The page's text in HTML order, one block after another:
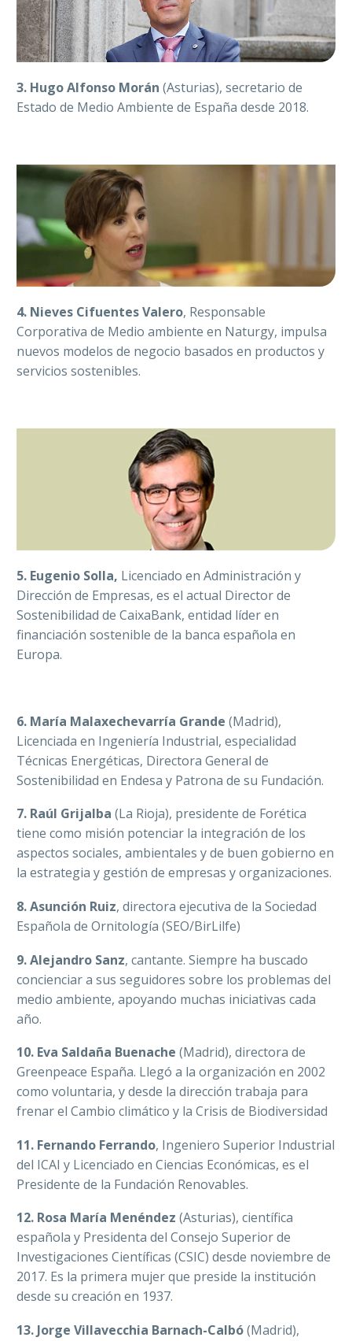
3. Hugo Alfonso Morán (Asturias), secretario de
Estado de Medio Ambiente de España desde 2018.
4. Nieves Cifuentes Valero, Responsable
Corporativa de Medio ambiente en Naturgy, impulsa
nuevos modelos de negocio basados en productos y
servicios sostenibles.
5. Eugenio Solla, Licenciado en Administración y
Dirección de Empresas, es el actual Director de
Sostenibilidad de CaixaBank, entidad líder en
financiación sostenible de la banca española en
Europa.
6. María Malaxechevarría Grande (Madrid),
Licenciada en Ingeniería Industrial, especialidad
Técnicas Energéticas, Directora General de
Sostenibilidad en Endesa y Patrona de su Fundación.
7. Raúl Grijalba (La Rioja), presidente de Forética
tiene como misión potenciar la integración de los
aspectos sociales, ambientales y de buen gobierno en
la estrategia y gestión de empresas y organizaciones.
8. Asunción Ruiz, directora ejecutiva de la Sociedad
Española de Ornitología (SEO/BirLilfe)
9. Alejandro Sanz, cantante. Siempre ha buscado
concienciar a sus seguidores sobre los problemas del
medio ambiente, apoyando muchas iniciativas cada
año.
10. Eva Saldaña Buenache (Madrid), directora de
Greenpeace España. Llegó a la organización en 2002
como voluntaria, y desde la dirección trabaja para
frenar el Cambio climático y la Crisis de Biodiversidad
11. Fernando Ferrando, Ingeniero Superior Industrial
del ICAI y Licenciado en Ciencias Económicas, es el
Presidente de la Fundación Renovables.
12. Rosa María Menéndez (Asturias), científica
española y Presidenta del Consejo Superior de
Investigaciones Científicas (CSIC) desde noviembre de
2017. Es la primera mujer que preside la institución
desde su creación en 1937.
13. Jorge Villavecchia Barnach-Calbó(Madrid),